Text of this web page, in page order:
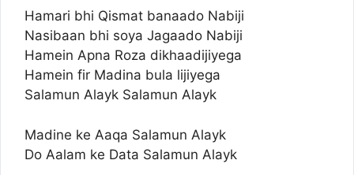
Hamari bhi Qismat banaado Nabiji
Nasibaan bhi soya Jagaado Nabiji
Hamein Apna Roza dikhaadijiyega
Hamein fir Madina bula lijiyega
Salamun Alayk Salamun Alayk
Madine ke Aaqa Salamun Alayk
Do Aalam ke Data Salamun Alayk